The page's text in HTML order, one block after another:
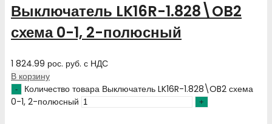
Выключатель LK16R-1.828\OB2
схема 0-1, 2-полюсный
1 824.99 рос. руб. с НДС
В корзину
Количество товара Выключатель LK16R-1.828\OB2 схема
0-1, 2-полюсный